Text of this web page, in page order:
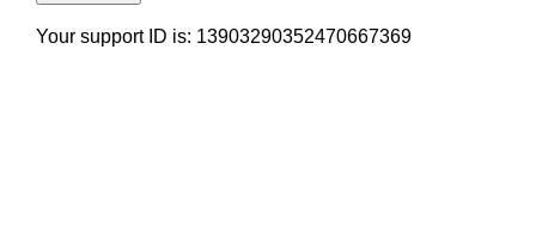
Your support ID is: 13903290352470667369